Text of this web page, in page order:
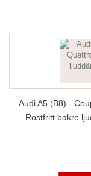
Audi A5 (B8) -
- Rostfritt bakre